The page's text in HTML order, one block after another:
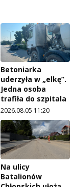
Betoniarka
uderzyła w „elkę”.
Jedna osoba
trafiła do szpitala
2026.08.05 11:20
Na ulicy
Batalionów